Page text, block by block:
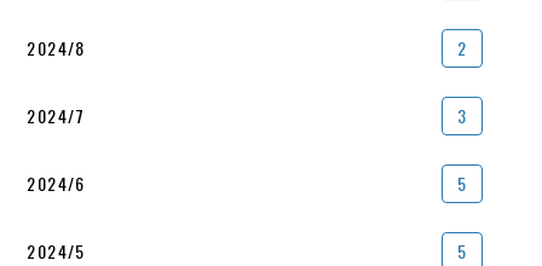
2024/8 2
2024/7 3
2024/6 5
2024/5 5